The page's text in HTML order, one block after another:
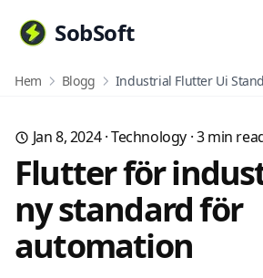
SobSoft
Hem Blogg Industrial Flutter Ui
Jan 8, 2024·Technology ·3min
Flutter för
ny standard för
automation